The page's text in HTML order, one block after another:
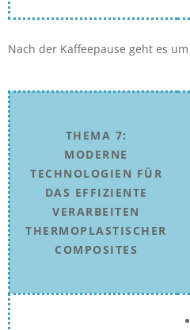
Nach der Kaffeepause geht es
THEMA 7:
MODERNE
TECHNOLOGIEN FÜR
DAS EFFIZIENTE
VERARBEITEN
THERMOPLASTISCHER
COMPOSITES